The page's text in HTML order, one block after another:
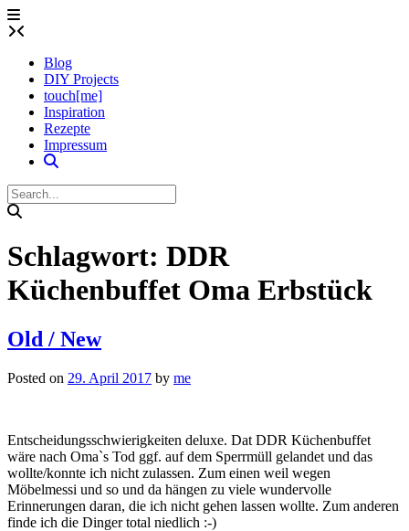
Skip
to
Blog
DIY Projects
touch[me]
Inspiration
Rezepte
Impressum
Schlagwort: DDR
Küchenbuffet Oma Erbstück
Old / New
Posted on 29. April 2017 by me
Entscheidungsschwierigkeiten deluxe. Dat DDR Küchenbuffet
wäre nach Oma`s Tod ggf. auf dem Sperrmüll gelandet und das
wollte/konnte ich nicht zulassen. Zum einen weil wegen
Möbelmessi und so und da hängen zu viele wundervolle
Erinnerungen daran, die ich nicht gehen lassen wollte. Zum anderen
finde ich die Dinger total niedlich :-)